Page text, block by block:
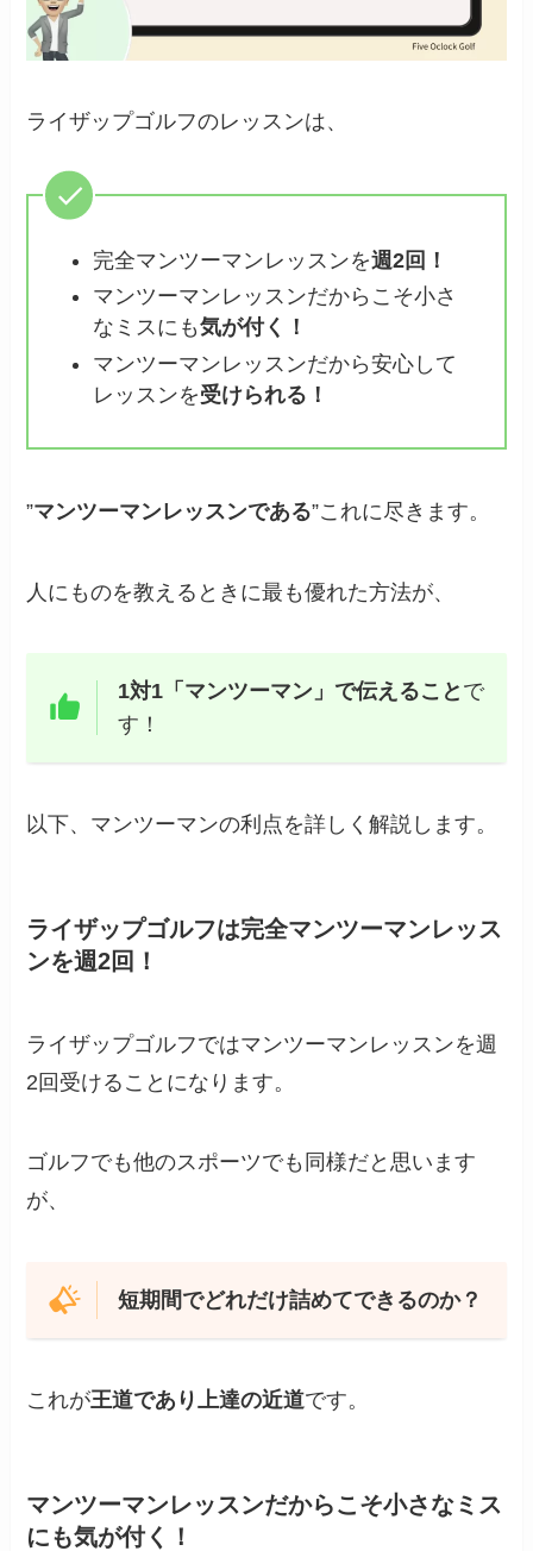
ライザップゴルフのレッスンは、
完全マンツーマンレッスンを週2回！
マンツーマンレッスンだからこそ小さ
なミスにも気が付く！
マンツーマンレッスンだから安心して
レッスンを受けられる！
”マンツーマンレッスンである”これに尽きます。
人にものを教えるときに最も優れた方法が、
1対1「マンツーマン」で伝えること で
す！
以下、マンツーマンの利点を詳しく解説します。
ライザップゴルフは完全マンツーマンレッス
ンを週2回！
ライザップゴルフではマンツーマンレッスンを週
2回受けることになります。
ゴルフでも他のスポーツでも同様だと思います
が、
短期間でどれだけ詰めてできるのか？
これが王道であり上達の近道です。
マンツーマンレッスンだからこそ小さなミス
にも気が付く！